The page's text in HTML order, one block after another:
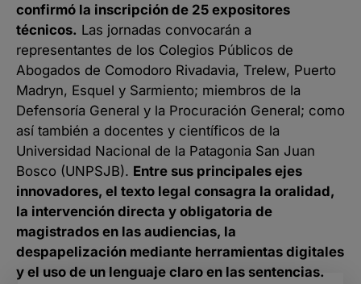
confirmó la inscripción de 25 expositores
técnicos. Las jornadas convocarán a
representantes de los Colegios Públicos de
Abogados de Comodoro Rivadavia, Trelew, Puerto
Madryn, Esquel y Sarmiento; miembros de la
Defensoría General y la Procuración General; como
así también a docentes y científicos de la
Universidad Nacional de la Patagonia San Juan
Bosco (UNPSJB). Entre sus principales ejes
innovadores, el texto legal consagra la oralidad,
la intervención directa y obligatoria de
magistrados en las audiencias, la
despapelización mediante herramientas digitales
y el uso de un lenguaje claro en las sentencias.